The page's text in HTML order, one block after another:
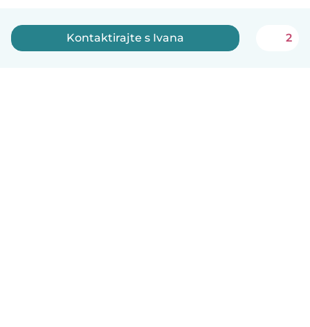
Kontaktirajte s Ivana 2